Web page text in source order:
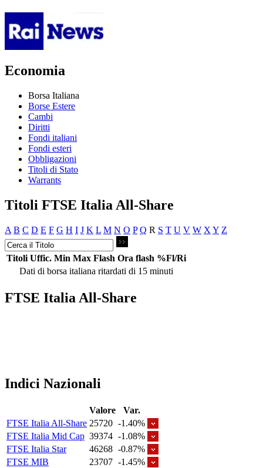
Economia
Borsa Italiana
Borse Estere
Cambi
Diritti
Fondi italiani
Fondi esteri
Obbligazioni
Titoli di Stato
Warrants
Titoli FTSE Italia All-Share
A B C D E F G H I J K L M N O P Q R S T U V W X Y Z
Titoli Uffic. Min Max Flash Ora flash %Fl/Ri
Dati di borsa italiana ritardati di 15 minuti
FTSE Italia All-Share
Indici Nazionali
Valore
Var.
FTSE Italia All-Share 25720 -1.40%
FTSE Italia Mid Cap 39374 -1.08%
FTSE Italia Star
46268 -0.87%
FTSE MIB
23707 -1.45%